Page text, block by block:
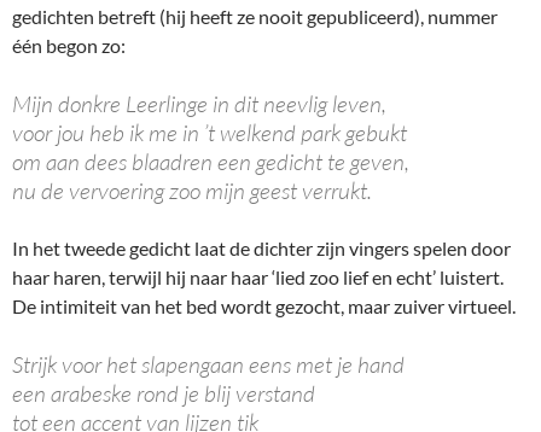
gedichten betreft (hij heeft ze nooit gepubliceerd), nummer
één begon zo:
Mijn donkre Leerlinge in dit neevlig leven,
voor jou heb ik me in ’t welkend park gebukt
om aan dees blaadren een gedicht te geven,
nu de vervoering zoo mijn geest verrukt.
In het tweede gedicht laat de dichter zijn vingers spelen door
haar haren, terwijl hij naar haar ‘lied zoo lief en echt’ luistert.
De intimiteit van het bed wordt gezocht, maar zuiver virtueel.
Strijk voor het slapengaan eens met je hand
een arabeske rond je blij verstand
tot een accent van lijzen tik